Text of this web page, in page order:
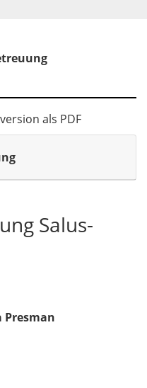
als PDF
Salus-
Presman